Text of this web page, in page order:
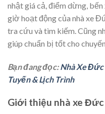
nhật giá cả, điểm dừng,
giờ hoạt động của nhà xe
tra cứu và tìm kiếm. Cũng
giúp chuẩn bị tốt cho
Bạn đang đọc:Nhà Xe Đức
Tuyến & Lịch Trình
Giới thiệu nhà xe Đức